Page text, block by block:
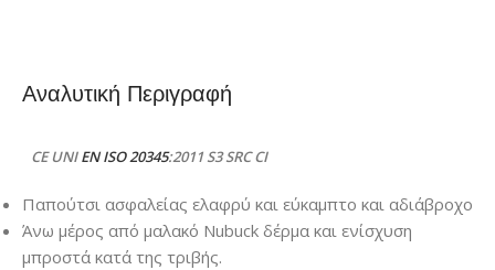
Αναλυτική Περιγραφή
CE UNIEN ISO 20345:2011 S3 SRC CI
Παπούτσι ασφαλείας ελαφρύ και εύκαμπτο και αδιάβροχο
Άνω μέρος από μαλακό Nubuck δέρμα και ενίσχυση
μπροστά κατά της τριβής.